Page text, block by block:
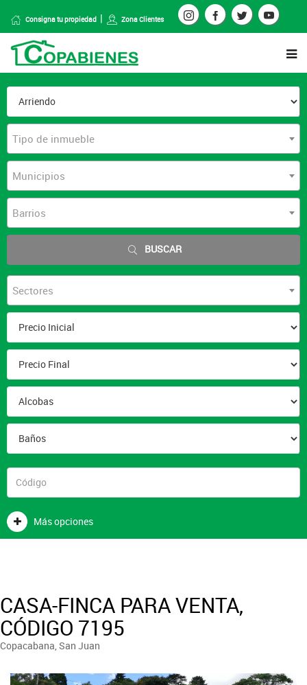
Consigna tu propiedad Zona Clientes
Tipo de inmueble
Municipios
Barrios
BUSCAR
Sectores
Más opciones
CASA-FINCA PARA VENTA,
CÓDIGO 7195
Copacabana, San Juan